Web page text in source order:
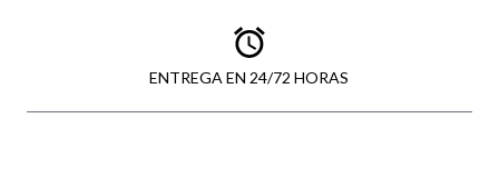
ENTREGA EN 24/72 HORAS